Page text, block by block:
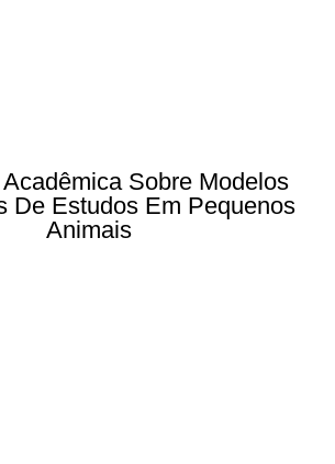
Sobre Modelos
De Estudos Em Pequenos
Animais